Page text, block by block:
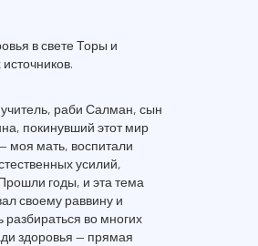
в свете Торы и
раби Салман, сын
покинувший этот мир
моя мать, воспитали
усилий,
годы, и эта тема
своему раввину и
во многих
здоровья — прямая